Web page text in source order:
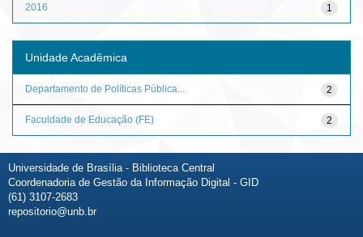
1
2016
Unidade Acadêmica
2
Departamento de Políticas Pública...
2
Faculdade de Educação (FE)
Universidade de Brasília - Biblioteca Central
Coordenadoria de Gestão da Informação Digital - GID
(61) 3107-2683
repositorio@unb.br